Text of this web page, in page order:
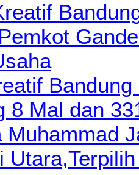
8 Mal dan